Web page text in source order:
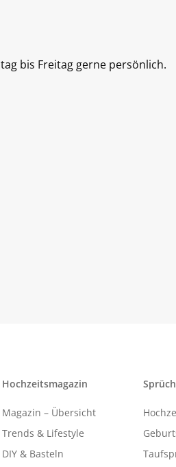
bis Freitag gerne persönlich.
Hochzeitsmagazin
Magazin – Übersicht
Trends & Lifestyle
DIY & Basteln